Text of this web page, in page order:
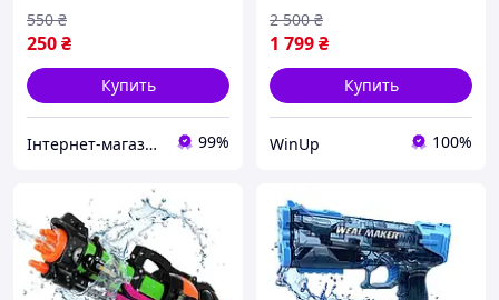
250₴
550 ₴
Купить
Інтернет-магазин - "Aks24" 99%
1 799₴
2 500 ₴
Купить
WinUp 100%